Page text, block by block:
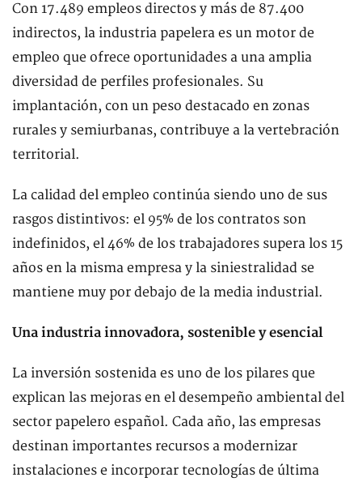
Con 17.489 empleos directos y más de 87.400
indirectos, la industria papelera es un motor de
empleo que ofrece oportunidades a una amplia
diversidad de perfiles profesionales. Su
implantación, con un peso destacado en zonas
rurales y semiurbanas, contribuye a la vertebración
territorial.
La calidad del empleo continúa siendo uno de sus
rasgos distintivos: el 95% de los contratos son
indefinidos, el 46% de los trabajadores supera los 15
años en la misma empresa y la siniestralidad se
mantiene muy por debajo de la media industrial.
Una industria innovadora, sostenible y esencial
La inversión sostenida es uno de los pilares que
explican las mejoras en el desempeño ambiental del
sector papelero español. Cada año, las empresas
destinan importantes recursos a modernizar
instalaciones e incorporar tecnologías de última